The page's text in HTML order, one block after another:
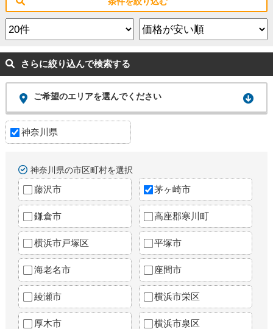
さらに絞り込んで検索する
ご希望のエリアを選んでください
神奈川県
神奈川県の市区町村を選択
藤沢市 茅ヶ崎市
鎌倉市 高座郡寒川町
横浜市戸塚区 平塚市
海老名市 座間市
綾瀬市 横浜市栄区
厚木市 横浜市泉区